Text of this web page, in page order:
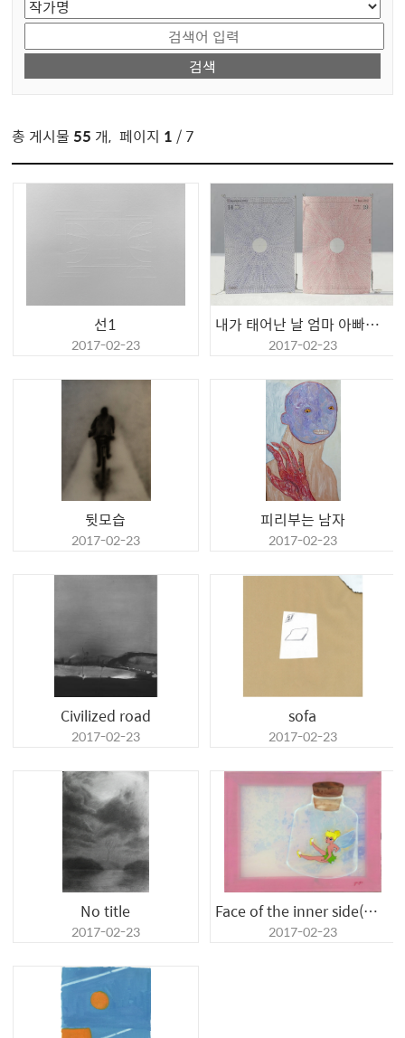
총 게시물 55 개, 페이지 1 / 7
선1
2017-02-23
내가 태어난 날 엄마 아빠를 바르게 바로 세우다
2017-02-23
뒷모습
2017-02-23
피리부는 남자
2017-02-23
Civilized road
2017-02-23
sofa
2017-02-23
No title
2017-02-23
Face of the inner side(내면을 마주보다)no.2
2017-02-23